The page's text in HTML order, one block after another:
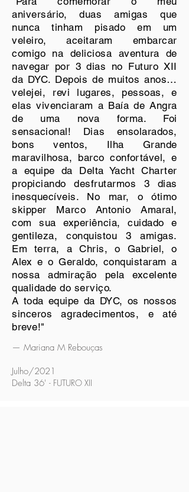
aniversário, duas amigas que
nunca tinham pisado em um
veleiro, aceitaram embarcar
comigo na deliciosa aventura de
navegar por 3 dias no Futuro XII
da DYC. Depois de muitos anos…
velejei, revi lugares, pessoas, e
elas vivenciaram a Baía de Angra
de uma nova forma. Foi
sensacional! Dias ensolarados,
bons ventos, Ilha Grande
maravilhosa, barco confortável, e
a equipe da Delta Yacht Charter
propiciando desfrutarmos 3 dias
inesquecíveis. No mar, o ótimo
skipper Marco Antonio Amaral,
com sua experiência, cuidado e
gentileza, conquistou 3 amigas.
Em terra, a Chris, o Gabriel, o
Alex e o Geraldo, conquistaram a
nossa admiração pela excelente
qualidade do serviço.
A toda equipe da DYC, os nossos
sinceros agradecimentos, e até
breve!"
— Mariana M Rebouças
Julho/2021
Delta 36' - FUTURO XII